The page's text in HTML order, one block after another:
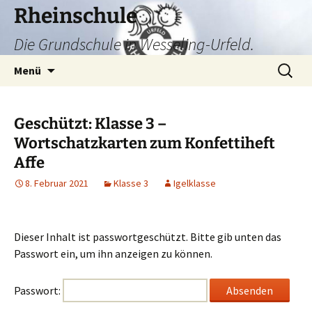
Zum
Inhalt
springen
Rheinschule
Die Grundschule in Wesseling-Urfeld.
Menü
Suchen
nach:
Geschützt: Klasse 3 –
Wortschatzkarten zum Konfettiheft
Affe
8. Februar 2021 Klasse 3 Igelklasse
Dieser Inhalt ist passwortgeschützt. Bitte gib unten das
Passwort ein, um ihn anzeigen zu können.
Passwort: